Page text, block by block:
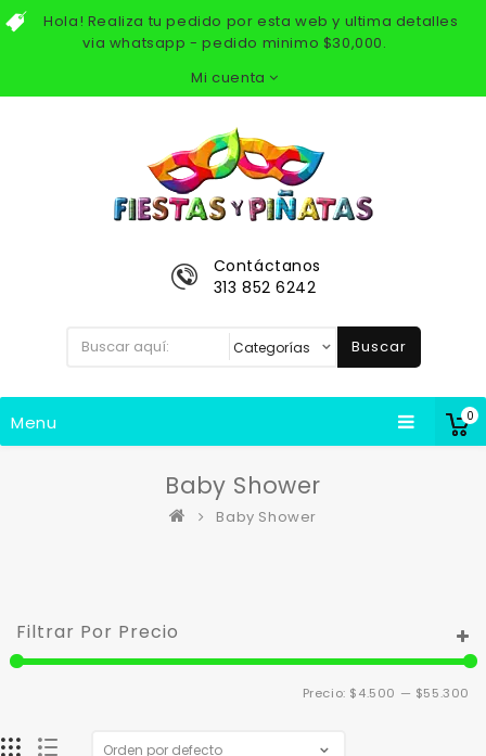
Hola! Realiza tu pedido por esta web y ultima detalles
via whatsapp - pedido minimo $30,000.
Mi cuenta
0
Contáctanos
313 852 6242
Buscar
Menu
Baby Shower
Baby Shower
Filtrar Por Precio
Precio: $4.500 — $55.300